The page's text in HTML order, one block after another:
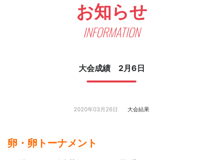
お知らせ
INFORMATION
大会成績 2月6日
2020年03月26日 大会結果
卵・卵トーナメント